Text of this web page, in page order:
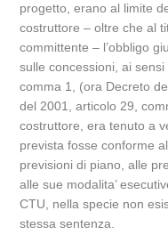
progetto, erano al limite
costruttore – oltre che al
committente – l’obbligo
sulle concessioni, ai
comma 1, (ora Decreto
del 2001, articolo 29,
costruttore, era tenuto a
prevista fosse conforme
previsioni di piano, alle
alle sue modalita’
CTU, nella specie non
stessa sentenza.